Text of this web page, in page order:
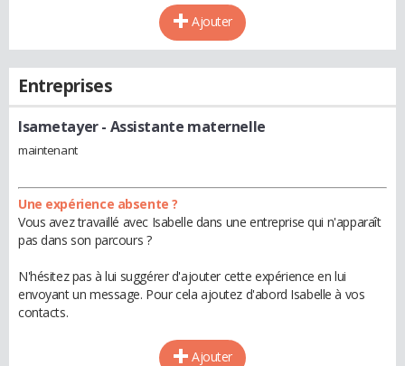
Ajouter
Entreprises
Isametayer- Assistante maternelle
maintenant
Une expérience absente ?
Vous avez travaillé avec Isabelle dans une entreprise qui n'apparaît
pas dans son parcours ?
N'hésitez pas à lui suggérer d'ajouter cette expérience en lui
envoyant un message. Pour cela ajoutez d'abord Isabelle à vos
contacts.
Ajouter